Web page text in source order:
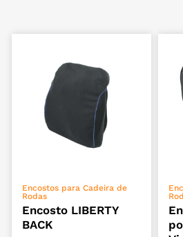
VER OPÇÕES
Encostos para Cadeira de
Rodas
Encosto LIBERTY
BACK